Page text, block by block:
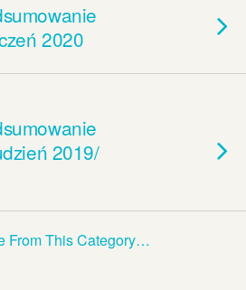
2020
2019/
From This Category…